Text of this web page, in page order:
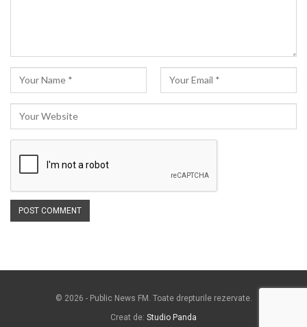
© 2026 - Public News FM. Toate drepturile rezervate.
Creat de: Studio Panda